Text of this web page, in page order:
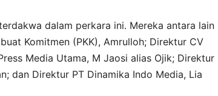
dalam perkara ini. Mereka antara lain
Komitmen (PKK), Amrulloh; Direktur CV
Media Utama, M Jaosi alias Ojik; Direktur
dan Direktur PT Dinamika Indo Media, Lia